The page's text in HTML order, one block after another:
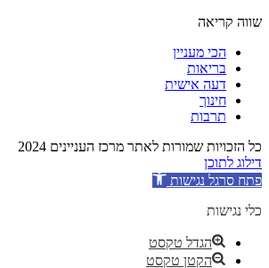
שווה קריאה
הכי מעניין
בריאות
דעה אישית
חינוך
תרבות
כל הזכויות שמורות לאתר מרכז העניינים 2024
דילוג לתוכן
פתח סרגל נגישות
כלי נגישות
הגדל טקסט
הקטן טקסט